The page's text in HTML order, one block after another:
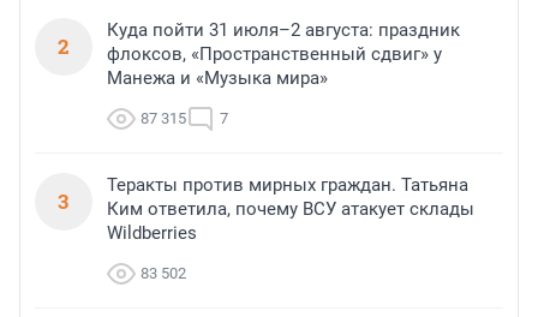
2
Куда пойти 31 июля–2 августа: праздник
флоксов, «Пространственный сдвиг» у
Манежа и «Музыка мира»
87 315 7
3
Теракты против мирных граждан. Татьяна
Ким ответила, почему ВСУ атакует склады
Wildberries
83 502